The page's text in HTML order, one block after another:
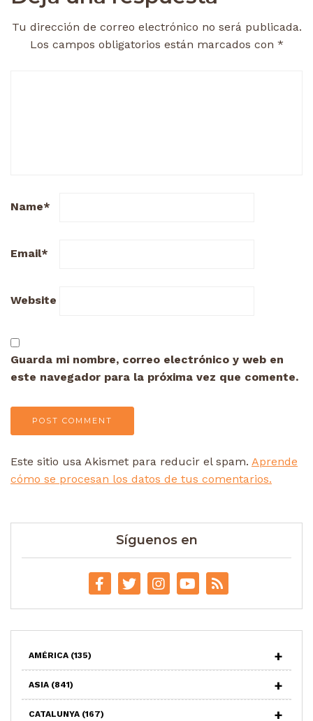
Tu dirección de correo electrónico no será publicada.
Los campos obligatorios están marcados con *
Name*
Email*
Website
Guarda mi nombre, correo electrónico y web en
este navegador para la próxima vez que comente.
Este sitio usa Akismet para reducir el spam. Aprende
cómo se procesan los datos de tus comentarios.
Síguenos en
AMÉRICA (135)
ASIA (841)
CATALUNYA (167)